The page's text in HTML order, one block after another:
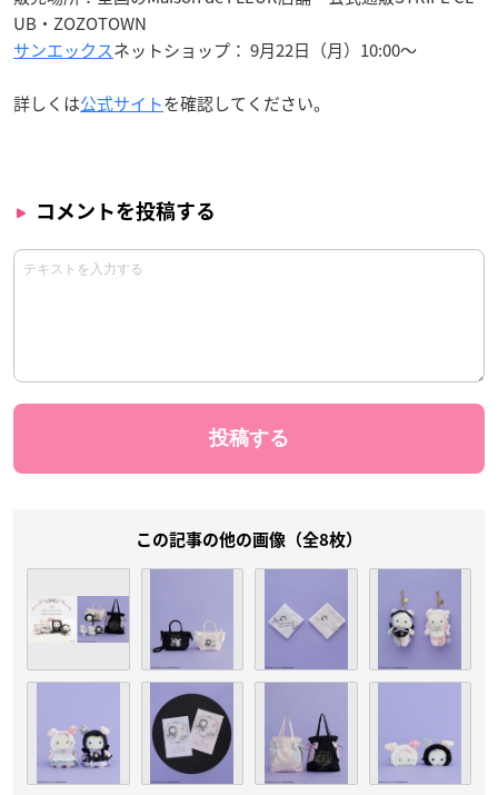
UB・ZOZOTOWN
サンエックスネットショップ： 9月22日（月）10:00～
詳しくは公式サイトを確認してください。
コメントを投稿する
この記事の他の画像（全8枚）